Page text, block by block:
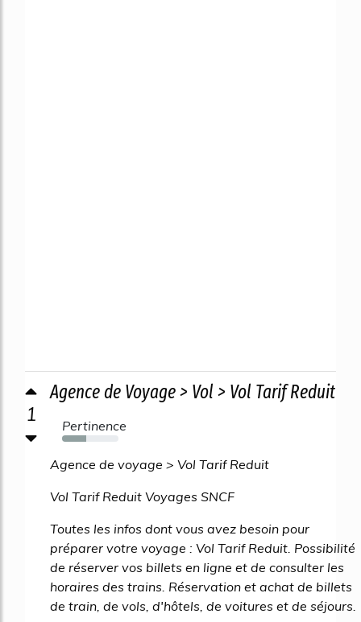
1
Agence de Voyage > Vol > Vol Tarif Reduit
Pertinence
43%
Agence de voyage > Vol Tarif Reduit
Vol Tarif Reduit Voyages SNCF
Toutes les infos dont vous avez besoin pour
préparer votre voyage : Vol Tarif Reduit. Possibilité
de réserver vos billets en ligne et de consulter les
horaires des trains. Réservation et achat de billets
de train, de vols, d'hôtels, de voitures et de séjours.